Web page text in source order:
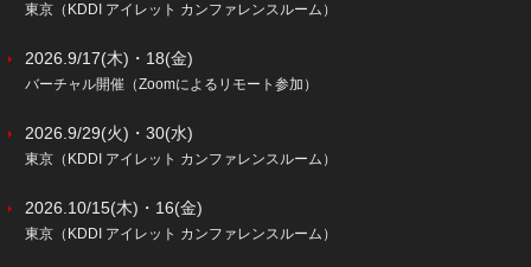
東京（KDDI アイレット カンファレンスルーム）
2026.9/17(木)・18(金)
バーチャル開催（Zoomによるリモート参加）
2026.9/29(火)・30(水)
東京（KDDI アイレット カンファレンスルーム）
2026.10/15(木)・16(金)
東京（KDDI アイレット カンファレンスルーム）